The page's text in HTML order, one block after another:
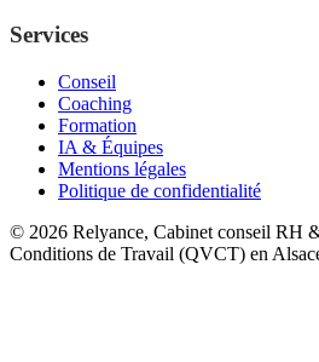
Services
Conseil
Coaching
Formation
IA & Équipes
Mentions légales
Politique de confidentialité
© 2026 Relyance, Cabinet conseil RH
Conditions de Travail (QVCT) en